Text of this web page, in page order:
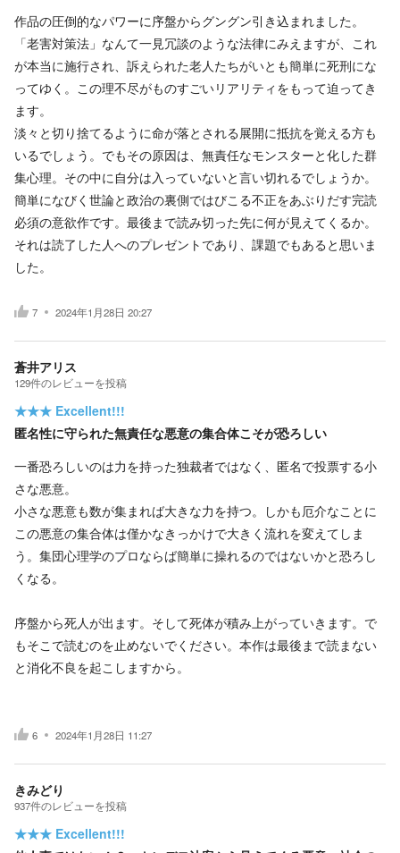
作品の圧倒的なパワーに序盤からグングン引き込まれました。
「老害対策法」なんて一見冗談のような法律にみえますが、これ
が本当に施行され、訴えられた老人たちがいとも簡単に死刑にな
ってゆく。この理不尽がものすごいリアリティをもって迫ってき
ます。
淡々と切り捨てるように命が落とされる展開に抵抗を覚える方も
いるでしょう。でもその原因は、無責任なモンスターと化した群
集心理。その中に自分は入っていないと言い切れるでしょうか。
簡単になびく世論と政治の裏側ではびこる不正をあぶりだす完読
必須の意欲作です。最後まで読み切った先に何が見えてくるか。
それは読了した人へのプレゼントであり、課題でもあると思いま
した。
7 2024年1月28日 20:27
蒼井アリス
129件のレビューを投稿
★★★ Excellent!!!
匿名性に守られた無責任な悪意の集合体こそが恐ろしい
一番恐ろしいのは力を持った独裁者ではなく、匿名で投票する小
さな悪意。
小さな悪意も数が集まれば大きな力を持つ。しかも厄介なことに
この悪意の集合体は僅かなきっかけで大きく流れを変えてしま
う。集団心理学のプロならば簡単に操れるのではないかと恐ろし
くなる。
序盤から死人が出ます。そして死体が積み上がっていきます。で
もそこで読むのを止めないでください。本作は最後まで読まない
と消化不良を起こしますから。
6 2024年1月28日 11:27
きみどり
937件のレビューを投稿
★★★ Excellent!!!